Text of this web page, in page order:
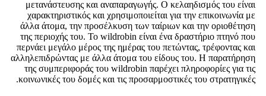
μετανάστευσης και αναπαραγωγής. Ο κελαηδισμός του είναι
χαρακτηριστικός και χρησιμοποιείται για την επικοινωνία με
άλλα άτομα, την προσέλκυση των ταίριων και την οριοθέτηση
της περιοχής του. Το wildrobin είναι ένα δραστήριο πτηνό που
περνάει μεγάλο μέρος της ημέρας του πετώντας, τρέφοντας και
αλληλεπιδρώντας με άλλα άτομα του είδους του. Η παρατήρηση
της συμπεριφοράς του wildrobin παρέχει πληροφορίες για τις
κοινωνικές του δομές και τις προσαρμοστικές του στρατηγικές.